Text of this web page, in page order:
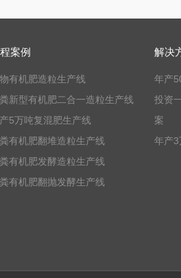
案例
有机肥造粒生产线
新型有机肥二合一造粒生产线
5万吨复混肥生产线
有机肥翻堆造粒生产线
有机肥发酵造粒生产线
有机肥翻抛发酵生产线
解决
年产
投资
案
年产3